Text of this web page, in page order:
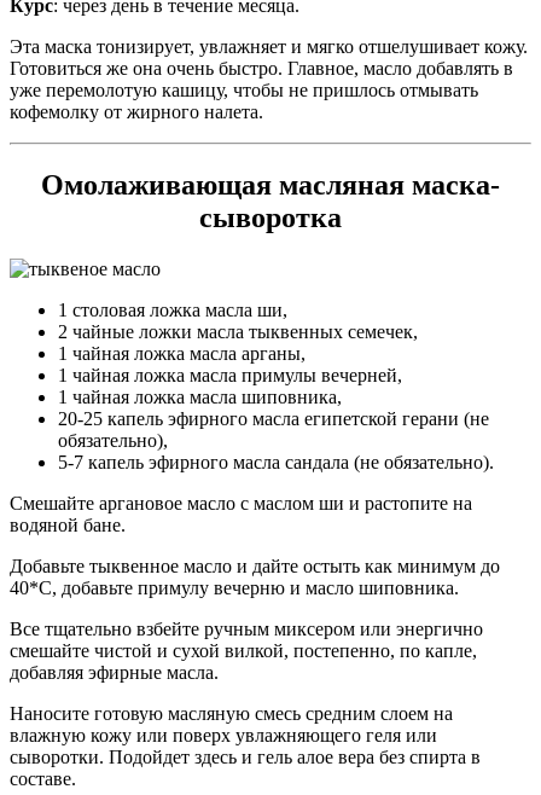
Курс: через день в течение месяца.
Эта маска тонизирует, увлажняет и мягко отшелушивает кожу.
Готовиться же она очень быстро. Главное, масло добавлять в
уже перемолотую кашицу, чтобы не пришлось отмывать
кофемолку от жирного налета.
Омолаживающая масляная маска-
сыворотка
1 столовая ложка масла ши,
2 чайные ложки масла тыквенных семечек,
1 чайная ложка масла арганы,
1 чайная ложка масла примулы вечерней,
1 чайная ложка масла шиповника,
20-25 капель эфирного масла египетской герани (не
обязательно),
5-7 капель эфирного масла сандала (не обязательно).
Смешайте аргановое масло с маслом ши и растопите на
водяной бане.
Добавьте тыквенное масло и дайте остыть как минимум до
40*С, добавьте примулу вечерню и масло шиповника.
Все тщательно взбейте ручным миксером или энергично
смешайте чистой и сухой вилкой, постепенно, по капле,
добавляя эфирные масла.
Наносите готовую масляную смесь средним слоем на
влажную кожу или поверх увлажняющего геля или
сыворотки. Подойдет здесь и гель алое вера без спирта в
составе.